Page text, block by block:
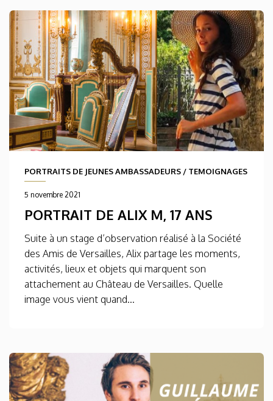
PORTRAITS DE JEUNES AMBASSADEURS / TEMOIGNAGES
5 novembre 2021
PORTRAIT DE ALIX M, 17 ANS
Suite à un stage d’observation réalisé à la Société
des Amis de Versailles, Alix partage les moments,
activités, lieux et objets qui marquent son
attachement au Château de Versailles. Quelle
image vous vient quand...